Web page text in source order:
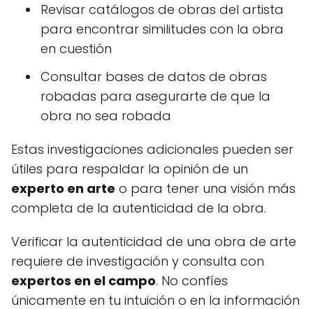
Revisar catálogos de obras del artista
para encontrar similitudes con la obra
en cuestión
Consultar bases de datos de obras
robadas para asegurarte de que la
obra no sea robada
Estas investigaciones adicionales pueden ser
útiles para respaldar la opinión de un
experto en arte o para tener una visión más
completa de la autenticidad de la obra.
Verificar la autenticidad de una obra de arte
requiere de investigación y consulta con
expertos en el campo. No confíes
únicamente en tu intuición o en la información